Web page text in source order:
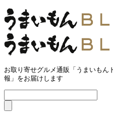
お取り寄せグルメ通販「うまいもん
報」をお届けします